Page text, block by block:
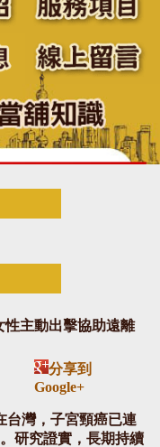
性主動出擊協助遠離
分享到
Google+
台灣，子宮頸癌已連
研究證實，長期持續